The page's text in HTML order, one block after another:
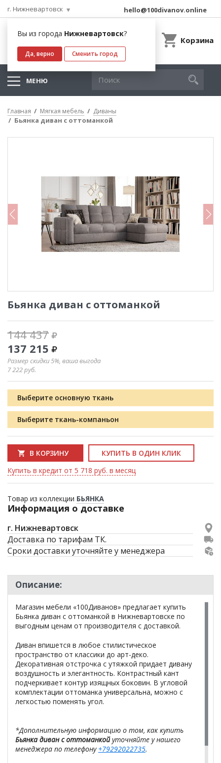
г. Нижневартовск
Вы из города Нижневартовск?
Да, верно Сменить город
hello@100divanov.online
Корзина
МЕНЮ
Главная Мягкая мебель Диваны
Бьянка диван с оттоманкой
Бьянка диван с оттоманкой
144 437
137 215
Размер скидки 5%, ваша выгода
7 222руб.
Выберите основную ткань
Выберите ткань-компаньон
В КОРЗИНУ
КУПИТЬ В ОДИН КЛИК
Купить в кредит от 5 718 руб. в месяц
Товар из коллекции БЬЯНКА
Информация о доставке
г. Нижневартовск
Доставка по тарифам ТК.
Сроки доставки уточняйте у менеджера
Описание:
Магазин мебели «100Диванов» предлагает купить
Бьянка диван с оттоманкой в Нижневартовске по
выгодным ценам от производителя с доставкой.
Диван впишется в любое стилистическое
пространство от классики до арт-деко.
Декоративная отстрочка с утяжкой придает дивану
воздушность и элегантность. Контрастный кант
подчеркивает контур изящных боковин. В угловой
комплектации оттоманка универсальна, можно с
легкостью поменять угол.
*Дополнительную информацию о том, как купить
Бьянка диван с оттоманкойуточняйте у нашего
менеджера по телефону +79292022735.